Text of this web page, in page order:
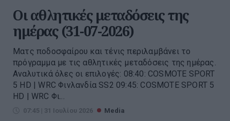
Οι αθλητικές μεταδόσεις της
ημέρας (31-07-2026)
Ματς ποδοσφαίρου και τένις περιλαμβάνει το
πρόγραμμα με τις αθλητικές μεταδόσεις της ημέρας.
Αναλυτικά όλες οι επιλογές: 08:40: COSMOTE SPORT
5 HD | WRC Φινλανδία SS2 09:45: COSMOTE SPORT 5
HD | WRC Φι...
07:45 | 31 Ιουλίου 2026 Media